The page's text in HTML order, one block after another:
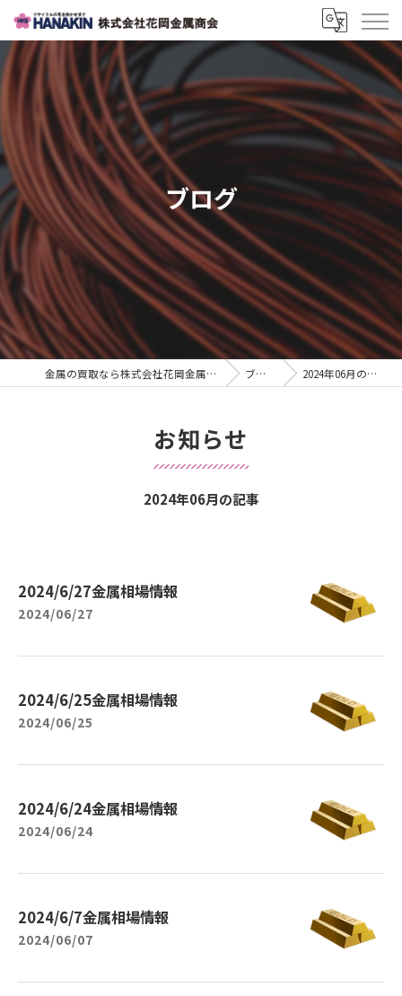
ブログ
金属の買取なら株式会社花岡金属商会 ブログ 2024年06月の記事
お知らせ
2024年06月の記事
2024/6/27金属相場情報
2024/06/27
2024/6/25金属相場情報
2024/06/25
2024/6/24金属相場情報
2024/06/24
2024/6/7金属相場情報
2024/06/07